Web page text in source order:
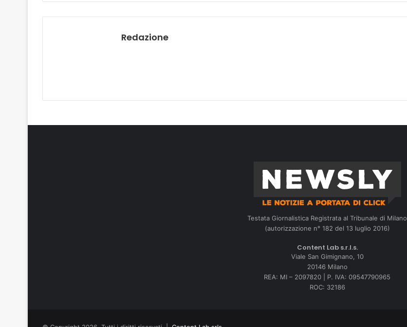
Redazione
Testata Giornalistica Registrata al Tribunale di Milano
(autorizzazione n° 182 del 13 luglio 2016)
Content Lab s.r.l.s.
Viale San Gimignano, 10
20146 Milano
REA: MI – 2097820 | P. IVA: 09547790965
ROC: 32186